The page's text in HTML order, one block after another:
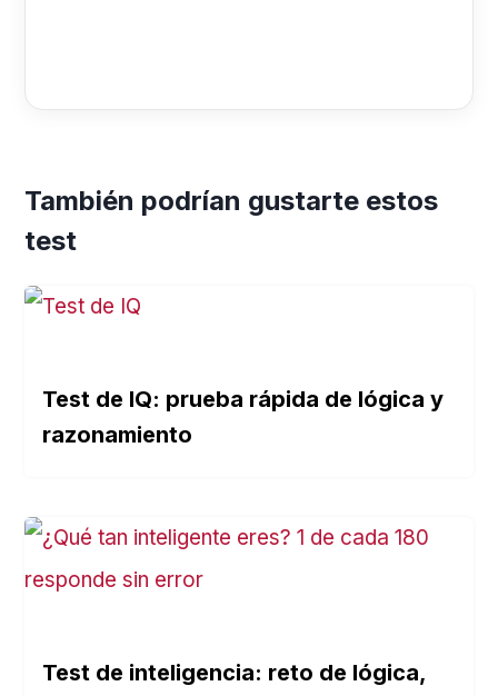
También podrían gustarte estos
test
Test de IQ: prueba rápida de lógica y
razonamiento
Test de inteligencia: reto de lógica,